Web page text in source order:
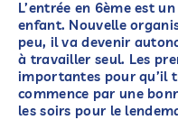
L’entrée en 6ème est
enfant. Nouvelle
peu, il va devenir
à travailler seul. Les
importantes pour qu’il
commence par une
les soirs pour le